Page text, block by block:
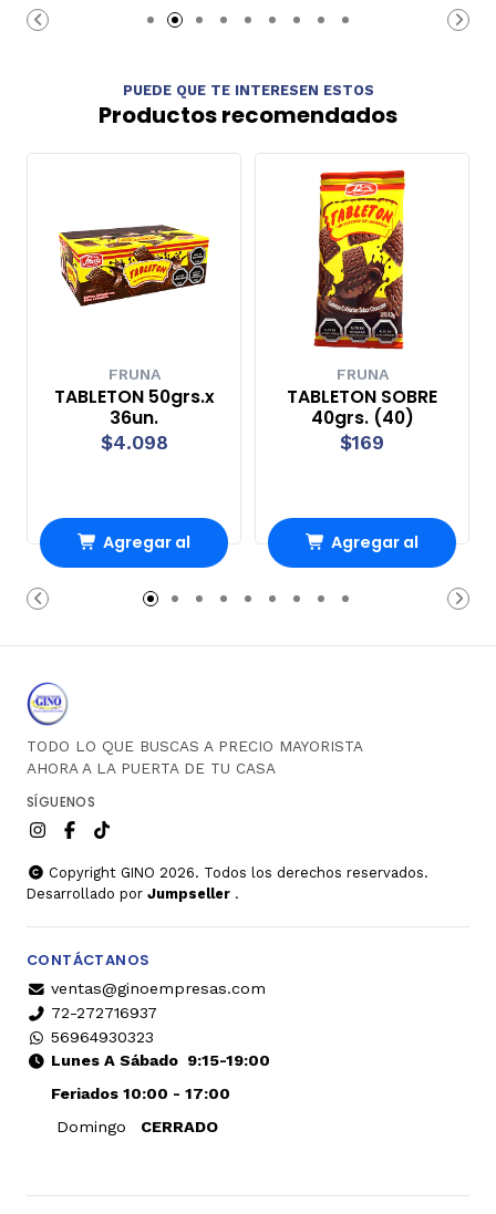
Carro Carro
PUEDE QUE TE INTERESEN ESTOS
Productos recomendados
FRUNA
TABLETON 50grs.x
36un.
$4.098
Agregar al
Carro
FRUNA
TABLETON SOBRE
40grs. (40)
$169
Agregar al
Carro
TODO LO QUE BUSCAS A PRECIO MAYORISTA
AHORA A LA PUERTA DE TU CASA
SÍGUENOS
Copyright GINO 2026. Todos los derechos reservados.
Desarrollado por Jumpseller .
CONTÁCTANOS
ventas@ginoempresas.com
72-272716937
56964930323
Lunes A Sábado9:15-19:00
Feriados 10:00 - 17:00
Domingo
CERRADO